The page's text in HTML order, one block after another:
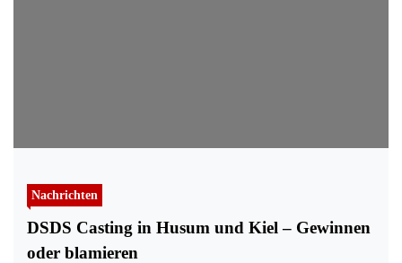
Nachrichten
DSDS Casting in Husum und Kiel – Gewinnen
oder blamieren